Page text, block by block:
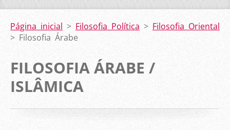
Página inicial > Filosofia Política > Filosofia Oriental
> Filosofia Árabe
FILOSOFIA ÁRABE /
ISLÂMICA